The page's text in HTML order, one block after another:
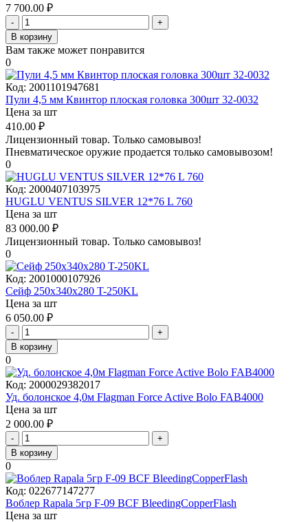
7 700.00 ₽
-
+
В корзину
Вам также может понравится
0
Код: 2001101947681
Пули 4,5 мм Квинтор плоская головка 300шт 32-0032
Цена за шт
410.00 ₽
Лицензионный товар. Только самовывоз!
Пневматическое оружие продается только самовывозом!
0
Код: 2000407103975
HUGLU VENTUS SILVER 12*76 L 760
Цена за шт
83 000.00 ₽
Лицензионный товар. Только самовывоз!
0
Код: 2001000107926
Сейф 250x340x280 T-250KL
Цена за шт
6 050.00 ₽
-
+
В корзину
0
Код: 2000029382017
Уд. болонское 4,0м Flagman Force Active Bolo FAB4000
Цена за шт
2 000.00 ₽
-
+
В корзину
0
Код: 022677147277
Воблер Rapala 5гр F-09 BCF BleedingCopperFlash
Цена за шт